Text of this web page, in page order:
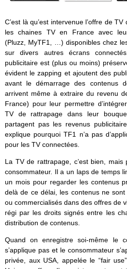
C’est là qu’est intervenue l’offre de
les chaines TV en France avec
(Pluzz, MyTF1, …) disponibles chez
sur divers autres écrans
publicitaire est (plus ou moins)
évident le zapping et ajoutent des
avant le démarrage des contenus
arrivent même à extraire du revenu
France) pour leur permettre
TV de rattrapage dans leur
partagent pas les revenus
explique pourquoi TF1 n’a pas
pour les TV connectées.
La TV de rattrapage, c’est bien,
consommateur. Il a un laps de temps
un mois pour regarder les contenus
delà de ce délai, les contenus ne
ou commercialisés dans des offres de
régi par les droits signés entre les
distribution de contenus.
Quand on enregistre soi-même le
s’applique pas et le consommateur
privée, aux USA, appelée le “fair